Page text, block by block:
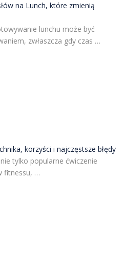
na Lunch, które zmienią
lunchu może być
zwłaszcza gdy czas …
korzyści i najczęstsze błędy
tylko popularne ćwiczenie
fitnessu, …